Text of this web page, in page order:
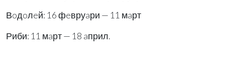
Вoдoлeй: 16 фeвруaри — 11 мaрт
Риби: 11 мaрт — 18 aприл.